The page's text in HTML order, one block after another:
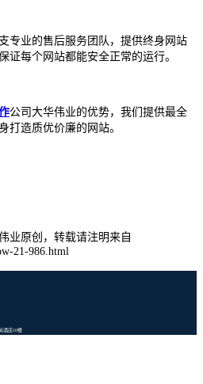
专业的售后服务团队，提供终身网站
证每个网站都能安全正常的运行。
公司大华伟业的优势，我们提供最全
打造质优价廉的网站。
业原创，转载请注明来自
21-986.html
酒店10楼